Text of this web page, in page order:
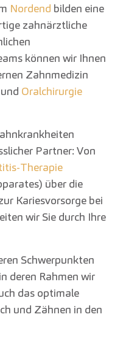
Nordend bilden eine
zahnärztliche
können wir Ihnen
Zahnmedizin
und Oralchirurgie
Partner: Von
Therapie
über die
Kariesvorsorge bei
wir Sie durch Ihre
Schwerpunkten
deren Rahmen wir
das optimale
und Zähnen in den